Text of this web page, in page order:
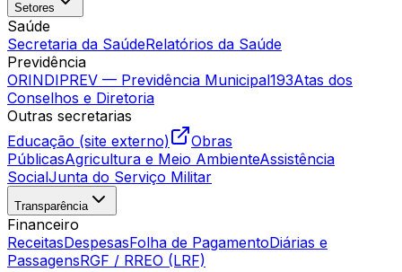
Setores
Saúde
Secretaria da SaúdeRelatórios da Saúde
Previdência
ORINDIPREV — Previdência Municipal193Atas dos
Conselhos e Diretoria
Outras secretarias
Educação (site externo)
Obras
PúblicasAgricultura e Meio AmbienteAssistência
SocialJunta do Serviço Militar
Transparência
Financeiro
ReceitasDespesasFolha de PagamentoDiárias e
PassagensRGF / RREO (LRF)